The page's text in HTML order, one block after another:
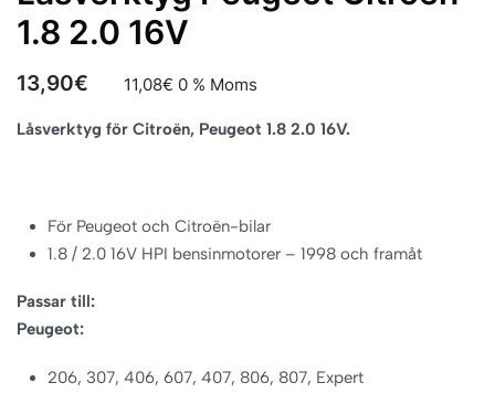
1.8 2.0 16V
13,90€ 11,08€ 0 % Moms
Låsverktyg för Citroën, Peugeot 1.8 2.0 16V.
För Peugeot och Citroën-bilar
1.8 / 2.0 16V HPI bensinmotorer – 1998 och framåt
Passar till:
Peugeot:
206, 307, 406, 607, 407, 806, 807, Expert